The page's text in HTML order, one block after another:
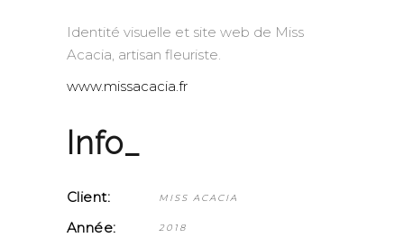
Identité visuelle et site web de Miss
Acacia, artisan fleuriste.
www.missacacia.fr
Info_
Client: MISS ACACIA
Année: 2018